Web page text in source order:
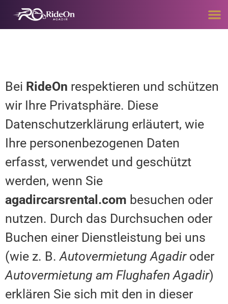
Bei RideOn respektieren und schützen
wir Ihre Privatsphäre. Diese
Datenschutzerklärung erläutert, wie
Ihre personenbezogenen Daten
erfasst, verwendet und geschützt
werden, wenn Sie
agadircarsrental.com besuchen oder
nutzen. Durch das Durchsuchen oder
Buchen einer Dienstleistung bei uns
(wie z. B.Autovermietung Agadiroder
Autovermietung am Flughafen Agadir)
erklären Sie sich mit den in dieser